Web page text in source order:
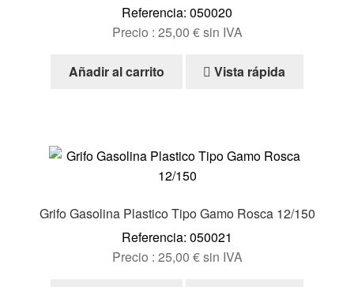
Referencia: 050020
Precio : 25,00 €sin IVA
Añadir al carrito Vista rápida
Grifo Gasolina Plastico Tipo Gamo Rosca 12/150
Referencia: 050021
Precio : 25,00 €sin IVA